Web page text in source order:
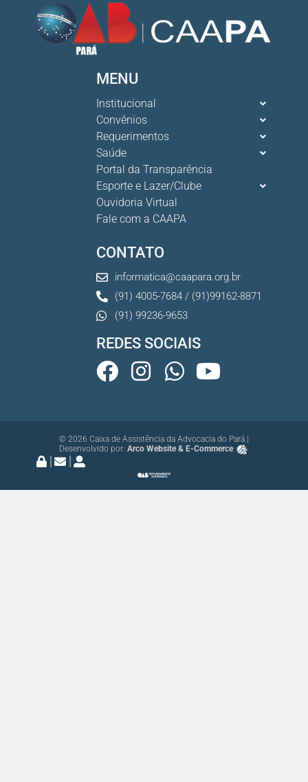
MENU
Institucional
Convênios
Requerimentos
Saúde
Portal da Transparência
Esporte e Lazer/Clube
Ouvidoria Virtual
Fale com a CAAPA
CONTATO
informatica@caapara.org.br
(91) 4005-7684 / (91)99162-8871
(91) 99236-9653
REDES SOCIAIS
© 2026 Caixa de Assistência da Advocacia do Pará |
Desenvolvido por: Arco Website & E-Commerce